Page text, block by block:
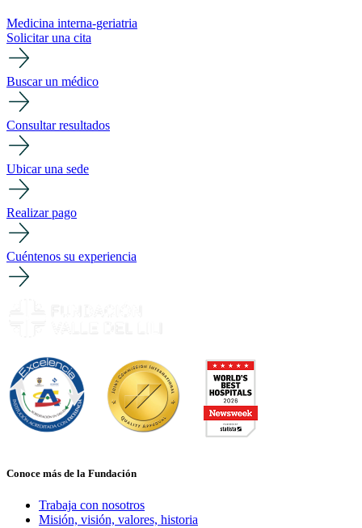
Medicina interna-geriatria
Solicitar una cita
Buscar un médico
Consultar resultados
Ubicar una sede
Realizar pago
Cuéntenos su experiencia
Conoce más de la Fundación
Trabaja con nosotros
Misión, visión, valores, historia